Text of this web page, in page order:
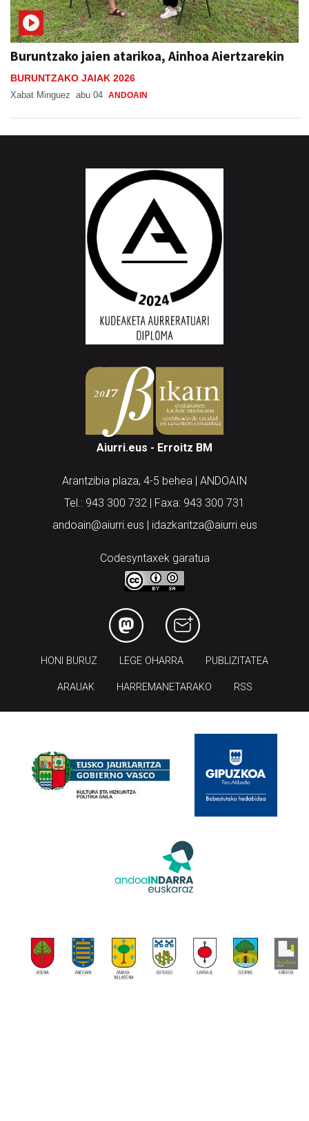
Buruntzako jaien atarikoa, Ainhoa Aiertzarekin
BURUNTZAKO JAIAK 2026
Xabat Minguez abu 04 ANDOAIN
Aiurri.eus - Erroitz BM
Arantzibia plaza, 4-5 behea | ANDOAIN
Tel.: 943 300 732 | Faxa: 943 300 731
andoain@aiurri.eus | idazkaritza@aiurri.eus
Codesyntaxek garatua
HONI BURUZ LEGE OHARRA PUBLIZITATEA
ARAUAK HARREMANETARAKO RSS